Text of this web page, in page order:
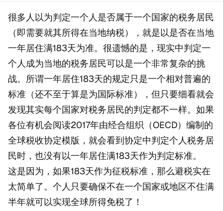
很多人以为判定一个人是否属于一个国家的税务居民
（即需要就其所得在当地纳税），就是以是否在当地
一年居住满183天为准。很遗憾的是，现实中判定一
个人成为当地的税务居民可以是一个非常复杂的挑
战。所谓一年居住183天的规定只是一个相对普遍的
标准（还不至于算是为国际标准），但只要细看就会
发现其实每个国家对税务居民的判定都不一样。如果
各位有机会阅读2017年由经合组织（OECD）编制的
全球税收协定模版，就会看到协定中判定个人税务居
民时，也没有以一年居住满183天作为判定标准。
这是因为，如果183天作为征税标准，那么避税实在
太简单了。个人只要确保不在一个国家或地区不住满
半年就可以实现全球所得免税了！